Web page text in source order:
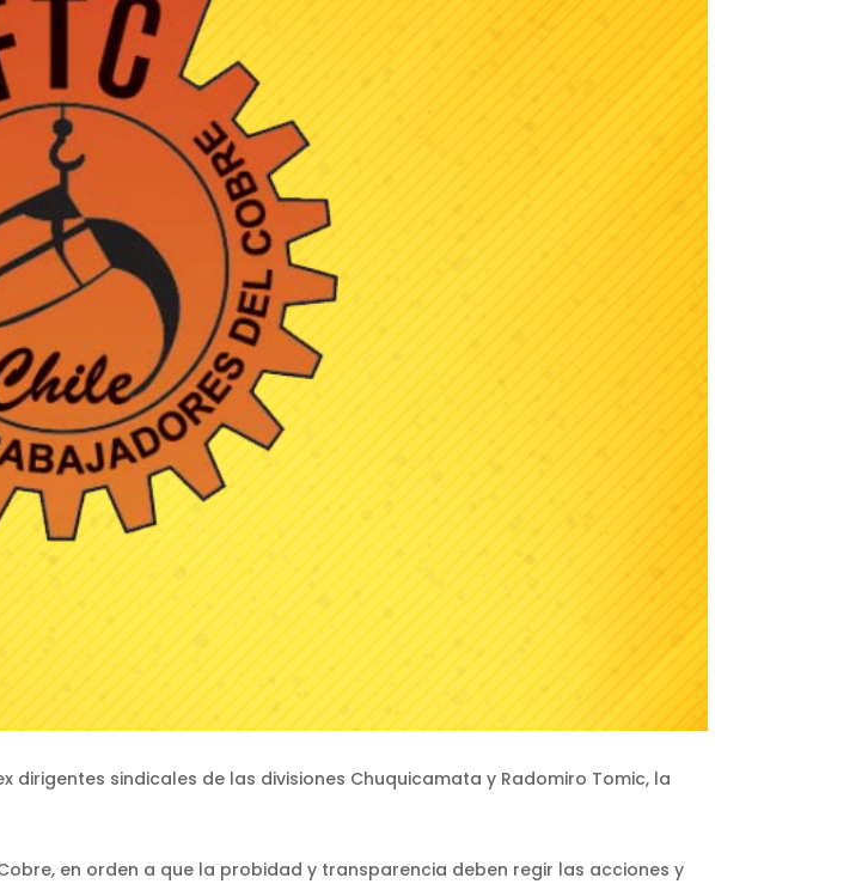
sindicales de las divisiones Chuquicamata y Radomiro Tomic, la
en orden a que la probidad y transparencia deben regir las acciones y